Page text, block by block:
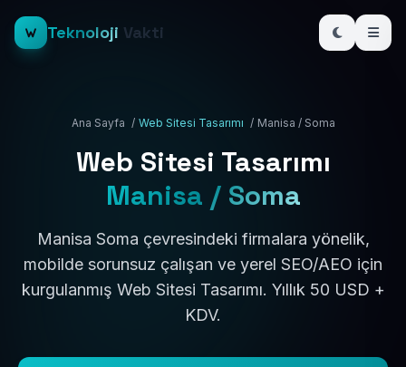
Teknoloji Vakti
Ana Sayfa / Web Sitesi Tasarımı / Manisa / Soma
Web Sitesi Tasarımı
Manisa / Soma
Manisa Soma çevresindeki firmalara yönelik,
mobilde sorunsuz çalışan ve yerel SEO/AEO için
kurgulanmış Web Sitesi Tasarımı. Yıllık 50 USD +
KDV.